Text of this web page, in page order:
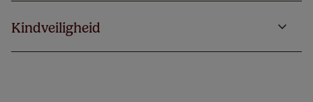
Kindveiligheid